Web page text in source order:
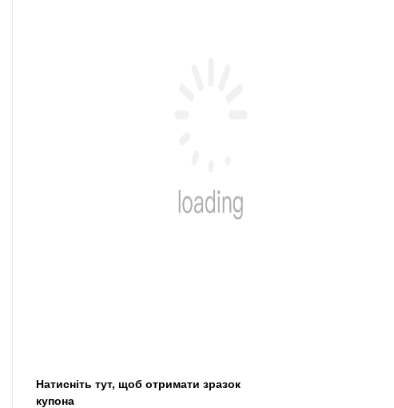
Натисніть тут, щоб отримати зразок
купона